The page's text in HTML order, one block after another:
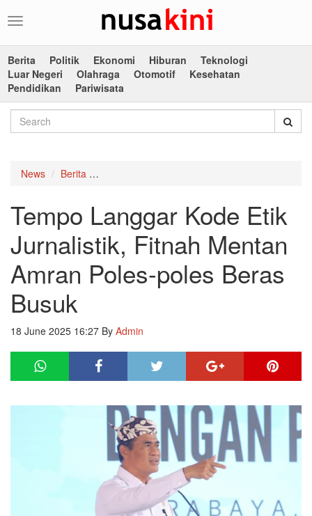
Toggle
Berita
Politik Ekonomi Hiburan
Teknologi
Luar Negeri
Olahraga Otomotif
Kesehatan
Pendidikan
Pariwisata
News Berita
Tempo Langgar Kode Etik
Jurnalistik, Fitnah Mentan
Amran Poles-poles Beras
Busuk
18 June 2025 16:27 By Admin